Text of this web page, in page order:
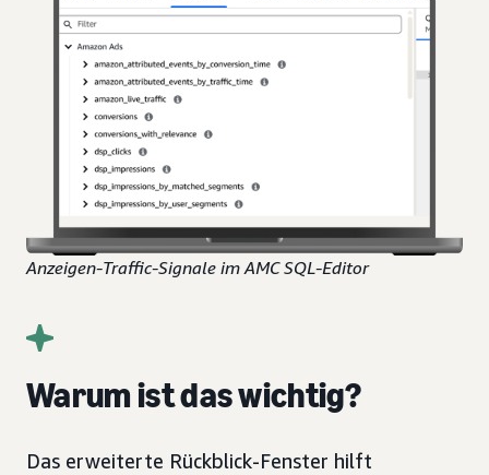
Anzeigen-Traffic-Signale im AMC SQL-Editor
Warum ist das wichtig?
Das erweiterte Rückblick-Fenster hilft